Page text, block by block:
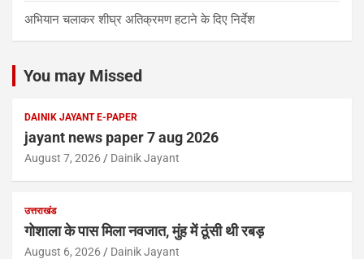
अभियान चलाकर शीघ्र अतिक्रमण हटाने के दिए निर्देश
You may Missed
DAINIK JAYANT E-PAPER
jayant news paper 7 aug 2026
August 7, 2026 Dainik Jayant
उत्तराखंड
गोशाला के पास मिला नवजात, मुंह में ठूंसी थी रबड़
August 6, 2026 Dainik Jayant